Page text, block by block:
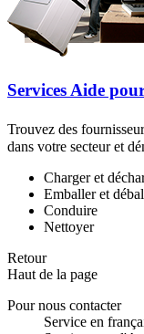
Services Aide
Trouvez des
dans votre secteur et
Charger et
Emballer et
Conduire
Nettoyer
Retour
Haut de la page
Pour nous contacter
Service en